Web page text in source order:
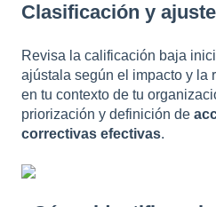
Clasificación y
Revisa la calificación baja
ajústala según el impacto y la
en tu contexto de tu
priorización y definición de
correctivas efectivas.